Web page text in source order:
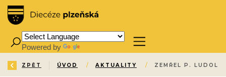
Powered by
ZPĚT ÚVOD / AKTUALITY / ZEMŘEL P. LUDOLF